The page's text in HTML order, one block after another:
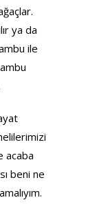
ya da
ile
acaba
beni ne